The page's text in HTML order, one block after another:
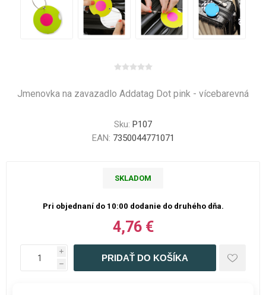
Jmenovka na zavazadlo Addatag Dot pink - vícebarevná
Sku: P107
EAN: 7350044771071
SKLADOM
Pri objednaní do 10:00 dodanie do druhého dňa.
4,76 €
i
h